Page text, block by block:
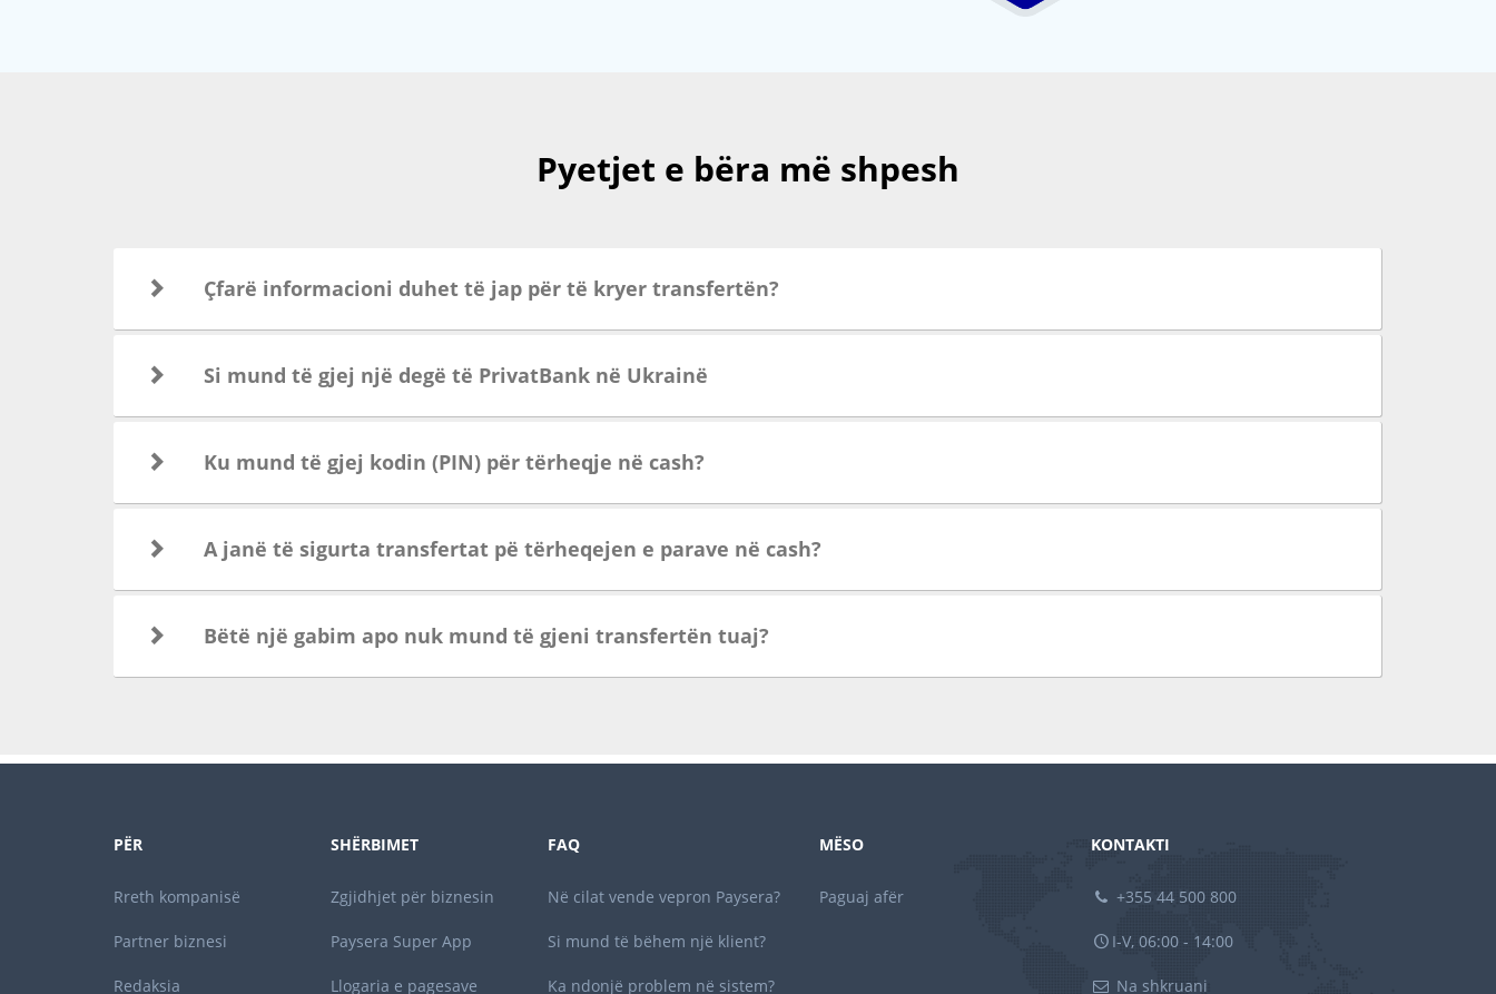
Pyetjet e bëra më shpesh
Çfarë informacioni duhet të jap për të kryer transfertën?
Si mund të gjej një degë të PrivatBank në Ukrainë
Ku mund të gjej kodin (PIN) për tërheqje në cash?
A janë të sigurta transfertat pë tërheqejen e parave në cash?
Bëtë një gabim apo nuk mund të gjeni transfertën tuaj?
PËR
Rreth kompanisë
Partner biznesi
Redaksia
SHËRBIMET
Zgjidhjet për biznesin
Paysera Super App
Llogaria e pagesave
FAQ
Në cilat vende vepron Paysera?
Si mund të bëhem një klient?
Ka ndonjë problem në sistem?
MËSO
Paguaj afër
KONTAKTI
+355 44 500 800
I-V, 06:00 - 14:00
Na shkruani